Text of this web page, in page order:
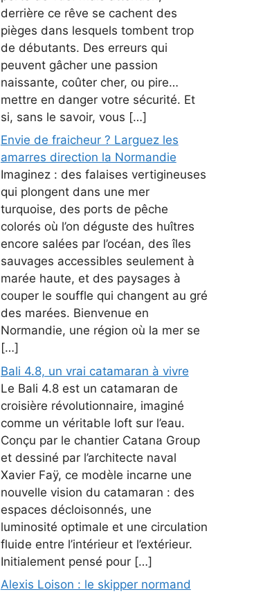
derrière ce rêve se cachent des
pièges dans lesquels tombent trop
de débutants. Des erreurs qui
peuvent gâcher une passion
naissante, coûter cher, ou pire…
mettre en danger votre sécurité. Et
si, sans le savoir, vous […]
Envie de fraicheur ? Larguez les
amarres direction la Normandie
Imaginez : des falaises vertigineuses
qui plongent dans une mer
turquoise, des ports de pêche
colorés où l’on déguste des huîtres
encore salées par l’océan, des îles
sauvages accessibles seulement à
marée haute, et des paysages à
couper le souffle qui changent au gré
des marées. Bienvenue en
Normandie, une région où la mer se
[…]
Bali 4.8, un vrai catamaran à vivre
Le Bali 4.8 est un catamaran de
croisière révolutionnaire, imaginé
comme un véritable loft sur l’eau.
Conçu par le chantier Catana Group
et dessiné par l’architecte naval
Xavier Faÿ, ce modèle incarne une
nouvelle vision du catamaran : des
espaces décloisonnés, une
luminosité optimale et une circulation
fluide entre l’intérieur et l’extérieur.
Initialement pensé pour […]
Alexis Loison : le skipper normand